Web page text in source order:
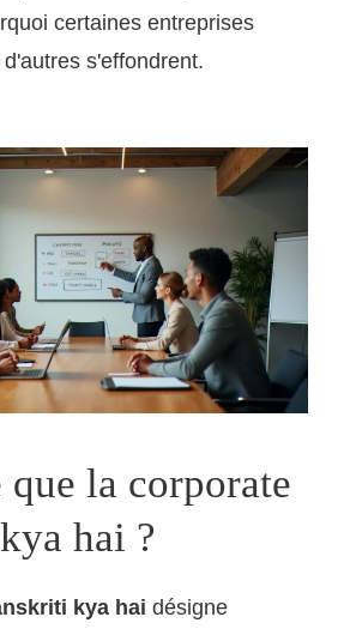
certaines entreprises
s'effondrent.
que la corporate
hai ?
kya hai désigne